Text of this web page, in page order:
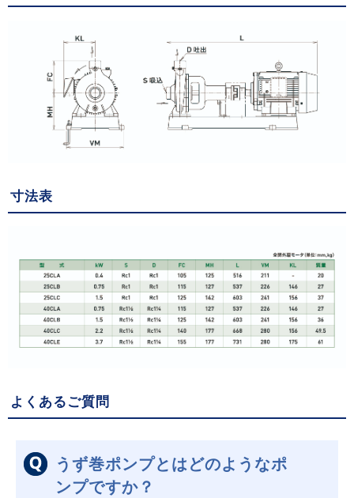
寸法表
よくあるご質問
うず巻ポンプとはどのようなポ
ンプですか？